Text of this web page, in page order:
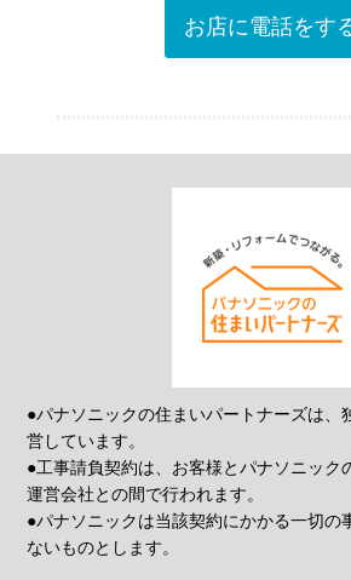
お店に電話をす
●パナソニックの住まいパートナーズは、
営しています。
●工事請負契約は、お客様とパナソニック
運営会社との間で行われます。
●パナソニックは当該契約にかかる一切の
ないものとします。